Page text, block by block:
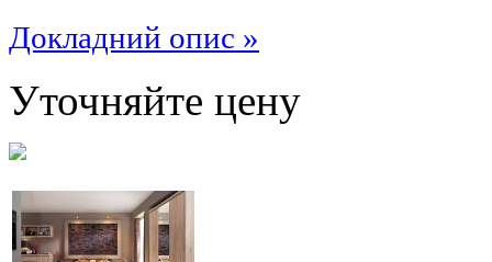
Докладний опис »
Уточняйте цену